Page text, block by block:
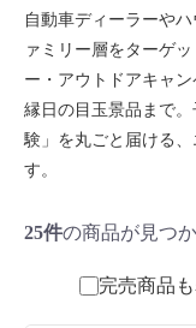
自動車ディーラーや
ァミリー層をターゲ
ー・アウトドアキャ
縁日の目玉景品まで
験」を丸ごと届ける
す。
25件の商品が見つ
完売商品